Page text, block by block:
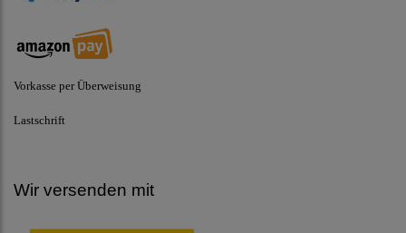
Vorkasse per Überweisung
Lastschrift
Wir versenden mit